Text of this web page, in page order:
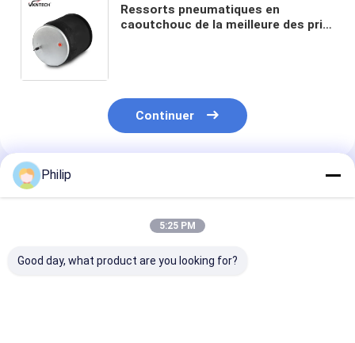
Ressorts pneumatiques en
caoutchouc de la meilleure des prix
Continuer
Produits Recommandés
Philip
5:25 PM
Good day, what product are you looking for?